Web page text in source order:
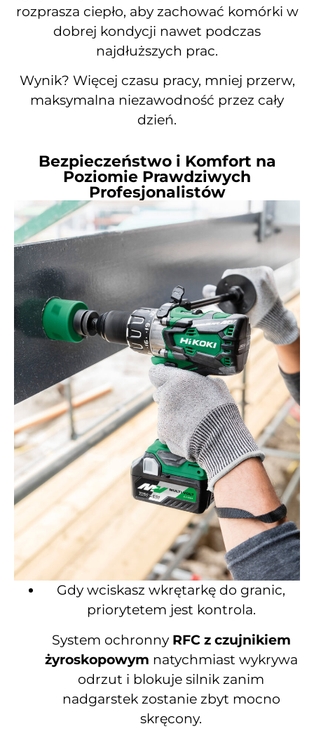
rozprasza ciepło, aby zachować komórki w
dobrej kondycji nawet podczas
najdłuższych prac.
Wynik? Więcej czasu pracy, mniej przerw,
maksymalna niezawodność przez cały
dzień.
Bezpieczeństwo i Komfort na
Poziomie Prawdziwych
Profesjonalistów
Gdy wciskasz wkrętarkę do granic,
priorytetem jest kontrola.
System ochronny RFC z czujnikiem
żyroskopowym natychmiast wykrywa
odrzut i blokuje silnik zanim
nadgarstek zostanie zbyt mocno
skręcony.